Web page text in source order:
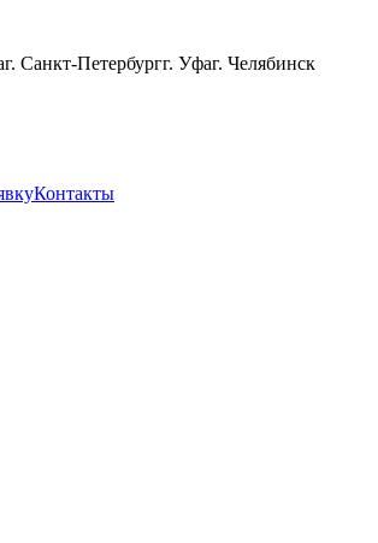
г. Санкт-Петербургг. Уфаг. Челябинск
Контакты